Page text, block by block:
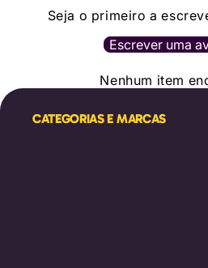
Seja o primeiro a
Escrever uma
Nenhum item
CATEGORIAS E MARCAS